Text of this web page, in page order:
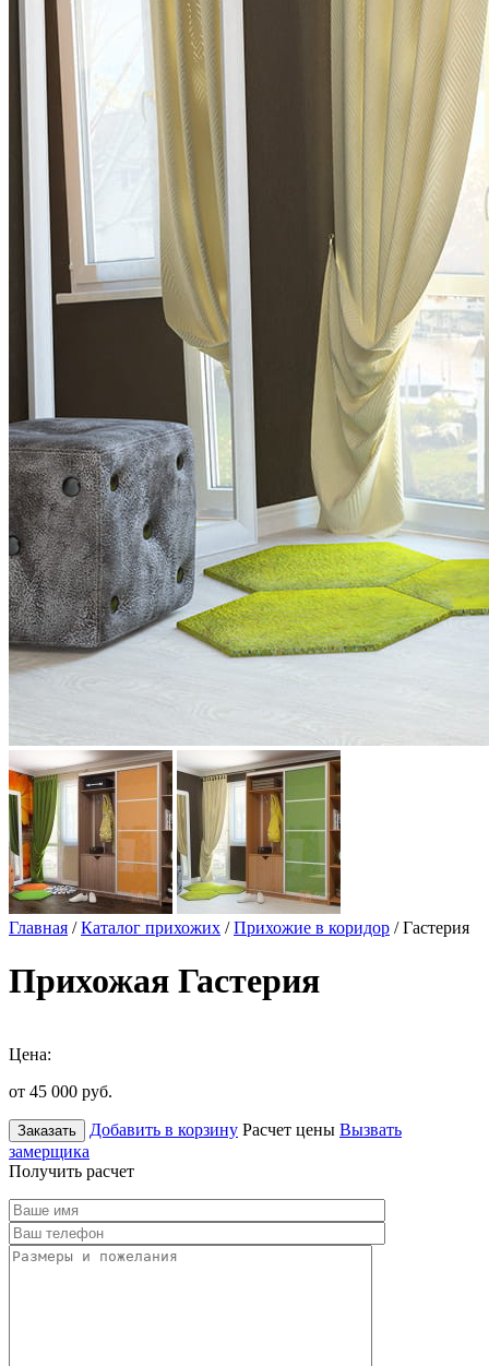
Главная /Каталог прихожих /Прихожие в коридор / Гастерия
Прихожая Гастерия
Цена:
от 45 000 руб.
Заказать Добавить в корзину Расчет цены Вызвать
замерщика
Получить расчет